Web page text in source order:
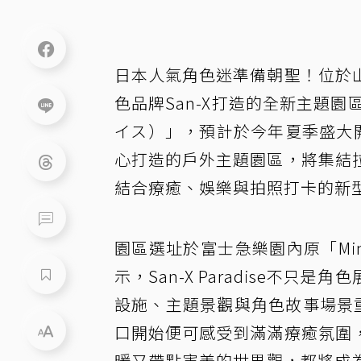
日本人氣角色迷準備朝聖！位於
色品牌San-X打造的全新主題園
イス）」，預計於今年夏季盛
心打造的戶外主題園區，將集
結合療癒、娛樂與拍照打卡的新
園區選址於富士急樂園內原「
示，San-X Paradise不只是角
設施、主題景觀與角色故事場
口開始便可感受到滿滿療癒氛